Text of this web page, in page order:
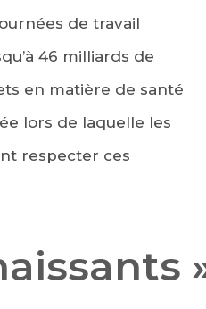
de travail
46 milliards de
en matière de santé
lors de laquelle les
respecter ces